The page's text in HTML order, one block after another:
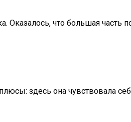
Оказалось, что большая часть
здесь она чувствовала